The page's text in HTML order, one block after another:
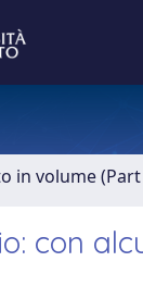
in volume
con